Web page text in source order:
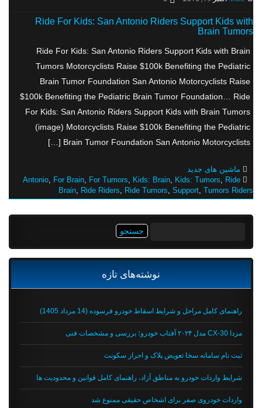
Ride For Kids: San Antonio Riders Support Kids with
Brain Tumors
Ride For Kids: San Antonio Riders Support Kids with Brain
Tumors Motorcyclists Raise $100k Benefiting the Pediatric
Brain Tumor Foundation San Antonio Motorcyclists Raise
$100k Benefiting the Pediatric Brain Tumor Foundation… Ride
For Kids: San Antonio Riders Support Kids with Brain Tumors
(image) Motorcyclists Raise $100k Benefiting the Pediatric
Brain Tumor Foundation San Antonio Motorcyclists […]
ماشین های جدید
Antonio,For Brain,For Tumors,Kids: Brain,Kids: Tumors,Ride
Brain,Ride Riders,Ride Tumors,Support,Tumors Riders
نوشته‌های تازه
راهنمای کامل مراحل و شرایط اسقاط خودرو فرسوده (14 مرداد 1405)
مزدا CX-30 مدل ۲۰۲۴ آفتاب خودرو؛ بررسی و مشخصات فنی
ثبت نام سامانه سخا تعویض پلاک و احراز سکونت
شرایط واردات خودرو به مناطق آزاد، راهنمای کامل قوانین و محدودیت ها
واردات خودروی صفر برای اشخاص حقیقی ممنوع شد